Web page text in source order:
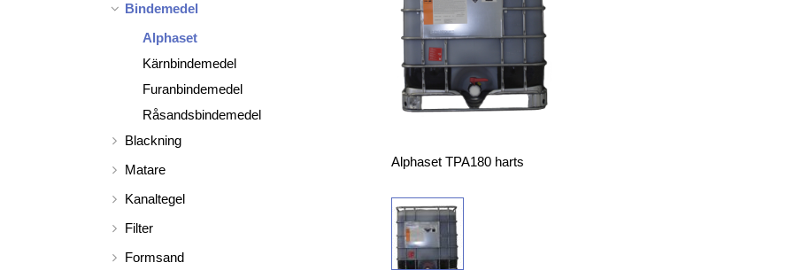
Bindemedel
Alphaset
Kärnbindemedel
Furanbindemedel
Råsandsbindemedel
Blackning
Matare
Kanaltegel
Filter
Formsand
Alphaset TPA180 harts